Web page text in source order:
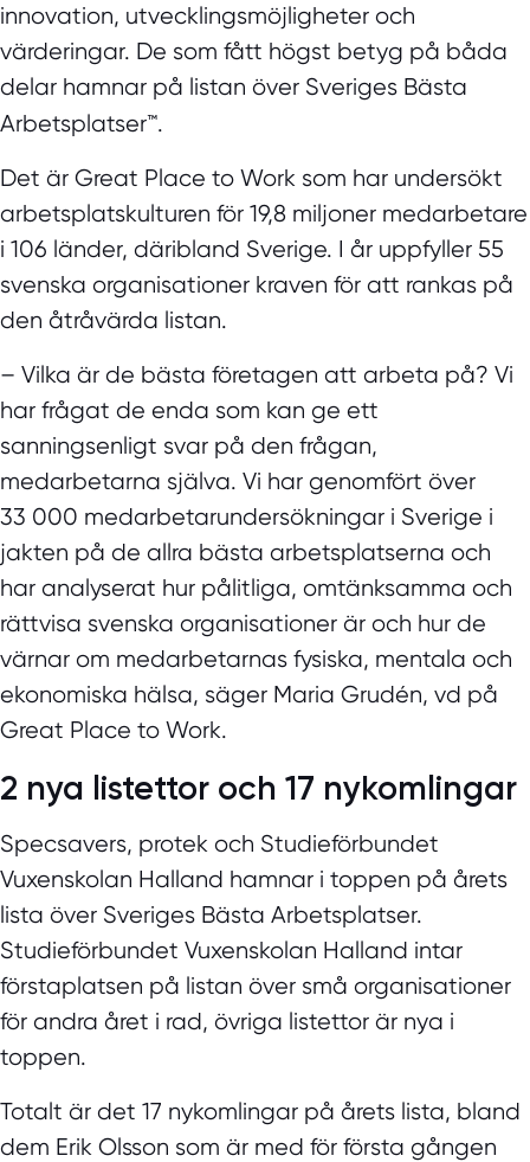
innovation, utvecklingsmöjligheter och
värderingar. De som fått högst betyg på båda
delar hamnar på listan över Sveriges Bästa
Arbetsplatser™.
Det är Great Place to Work som har undersökt
arbetsplatskulturen för 19,8 miljoner medarbetare
i 106 länder, däribland Sverige. I år uppfyller 55
svenska organisationer kraven för att rankas på
den åtråvärda listan.
– Vilka är de bästa företagen att arbeta på? Vi
har frågat de enda som kan ge ett
sanningsenligt svar på den frågan,
medarbetarna själva. Vi har genomfört över
33 000 medarbetarundersökningar i Sverige i
jakten på de allra bästa arbetsplatserna och
har analyserat hur pålitliga, omtänksamma och
rättvisa svenska organisationer är och hur de
värnar om medarbetarnas fysiska, mentala och
ekonomiska hälsa, säger Maria Grudén, vd på
Great Place to Work.
2 nya listettor och 17 nykomlingar
Specsavers, protek och Studieförbundet
Vuxenskolan Halland hamnar i toppen på årets
lista över Sveriges Bästa Arbetsplatser.
Studieförbundet Vuxenskolan Halland intar
förstaplatsen på listan över små organisationer
för andra året i rad, övriga listettor är nya i
toppen.
Totalt är det 17 nykomlingar på årets lista, bland
dem Erik Olsson som är med för första gången